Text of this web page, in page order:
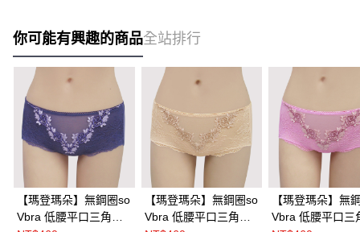
你可能有興趣的商品全站排行
【瑪登瑪朵】無鋼圈so
Vbra 低腰平口三角網
【瑪登瑪朵】無鋼圈so
Vbra 低腰平口三角網
【瑪登瑪朵】無
Vbra 低腰平口三角網